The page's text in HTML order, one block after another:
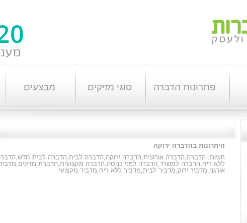
פתרונות הדברה סוגי מזיקים מבצעים
היתרונות בהדברה ירוקה
תגיות: הדברה,הדברה אורגנית,הדברה ירוקה,הדברה לבית,הדברה לבית חדש,
ללא ריח,הדברה למשרד,הדברה לפני כניסה,הדברה מקצועית,הדברת מזיקים,
אורגני,מדביר ירוק,מדביר לבית,מדביר ללא ריח,מדביר מקצועי